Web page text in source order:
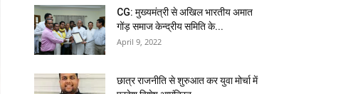
CG: मुख्यमंत्री से अखिल भारतीय अमात
गोंड़ समाज केन्द्रीय समिति के...
April 9, 2022
छात्र राजनीति से शुरुआत कर युवा मोर्चा में